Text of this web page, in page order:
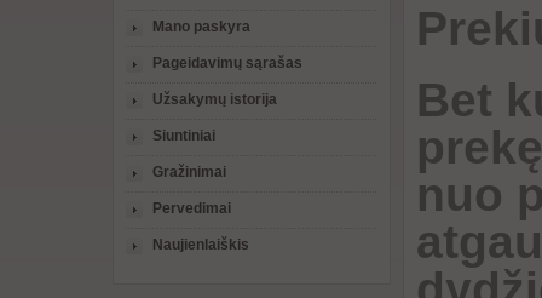
Mano paskyra
Pageidavimų sąrašas
Užsakymų istorija
Siuntiniai
Gražinimai
Pervedimai
Naujienlaiškis
Bet
nuo